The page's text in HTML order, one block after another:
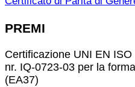
PREMI
Certificazione UNI EN
nr. IQ-0723-03 per la
(EA37)